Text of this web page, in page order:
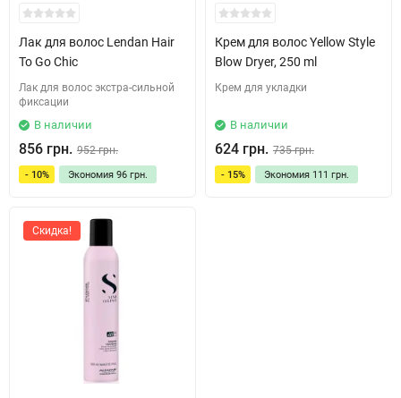
Лак для волос Lendan Hair
To Go Chic
Лак для волос экстра-сильной
фиксации
В наличии
856 грн. 952 грн.
- 10% Экономия 96 грн.
Крем для волос Yellow Style
Blow Dryer, 250 ml
Крем для укладки
В наличии
624 грн. 735 грн.
- 15% Экономия 111 грн.
Скидка!